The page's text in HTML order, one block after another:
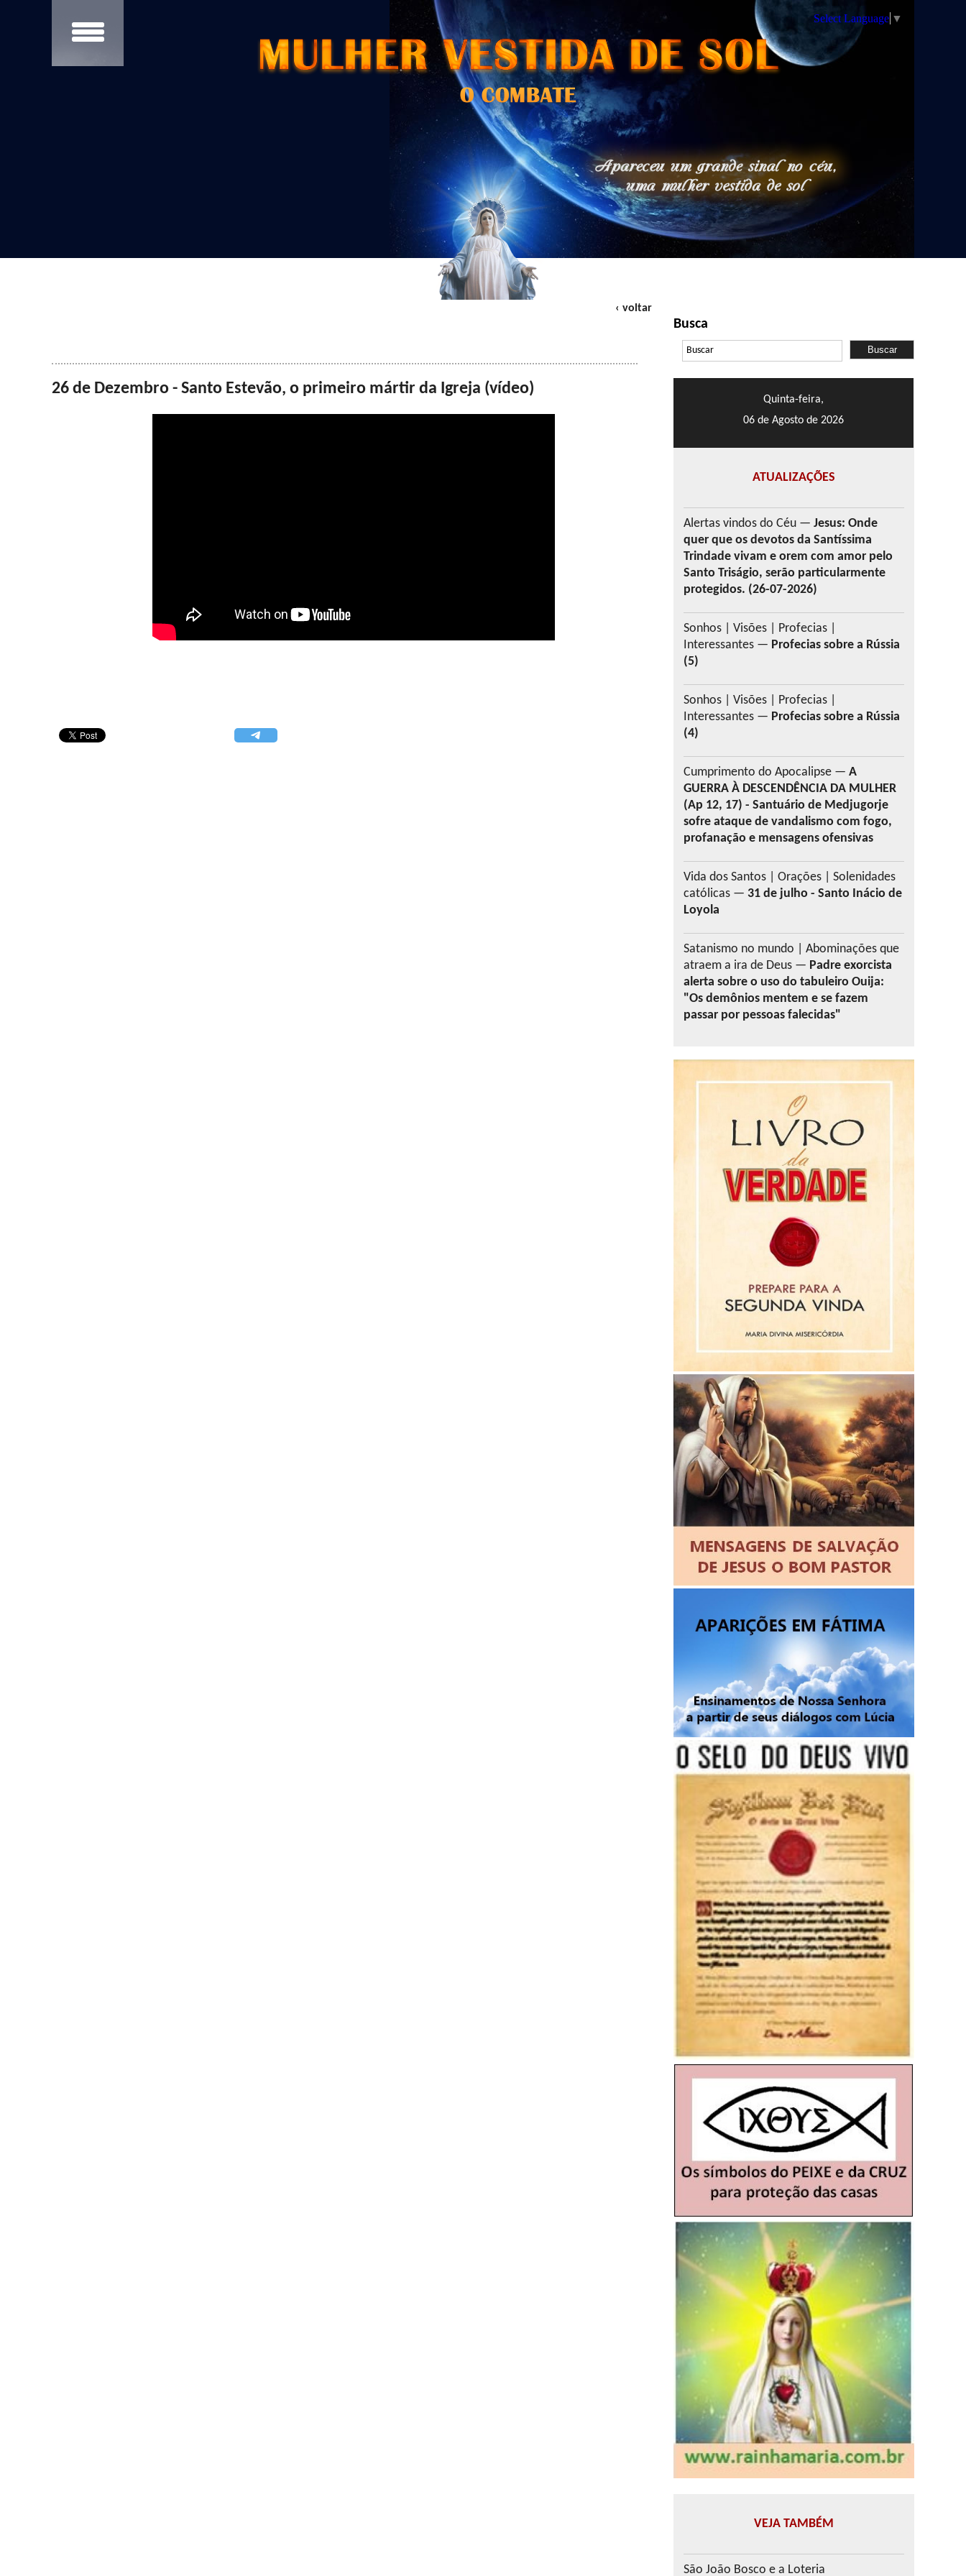
Select Language ▼
‹ voltar
26 de Dezembro - Santo Estevão, o primeiro mártir da Igreja (vídeo)
Busca
Quinta-feira,
06 de Agosto de 2026
ATUALIZAÇÕES
Alertas vindos do Céu — Jesus: Onde
quer que os devotos da Santíssima
Trindade vivam e orem com amor pelo
Santo Triságio, serão particularmente
protegidos. (26-07-2026)
Sonhos | Visões | Profecias |
Interessantes — Profecias sobre a Rússia
(5)
Sonhos | Visões | Profecias |
Interessantes — Profecias sobre a Rússia
(4)
Cumprimento do Apocalipse — A
GUERRA À DESCENDÊNCIA DA MULHER
(Ap 12, 17) - Santuário de Medjugorje
sofre ataque de vandalismo com fogo,
profanação e mensagens ofensivas
Vida dos Santos | Orações | Solenidades
católicas — 31 de julho - Santo Inácio de
Loyola
Satanismo no mundo | Abominações que
atraem a ira de Deus — Padre exorcista
alerta sobre o uso do tabuleiro Ouija:
"Os demônios mentem e se fazem
passar por pessoas falecidas"
VEJA TAMBÉM
São João Bosco e a Loteria